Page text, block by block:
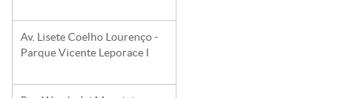
Av. Lisete Coelho Lourenço -
Parque Vicente Leporace I